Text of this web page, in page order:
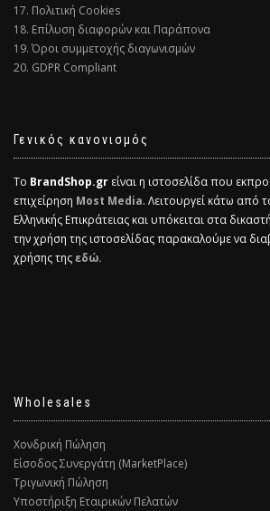
17. Πολιτική Cookies
18. Επίλυση διαφορών και Παράπονα
19. Όροι συμμετοχής διαγωνισμών
20. GDPR Compliant
Γενικός κανονισμός
Το BrandShop.gr είναι η ιστοσελίδα που
επιχείρηση Most Media. Λειτουργεί κάτω από
Ελληνικής Επικράτειας και υπόκειται στα
την χρήση της ιστοσελίδας παρακαλούμε να
χρήσης τηςεδώ.
Wholesales
Χονδρική Πώληση
Είσοδος Συνεργάτη (MarketPlace)
Τριγωνική Πώληση
Υποστήριξη Εταιρικών Πελατών